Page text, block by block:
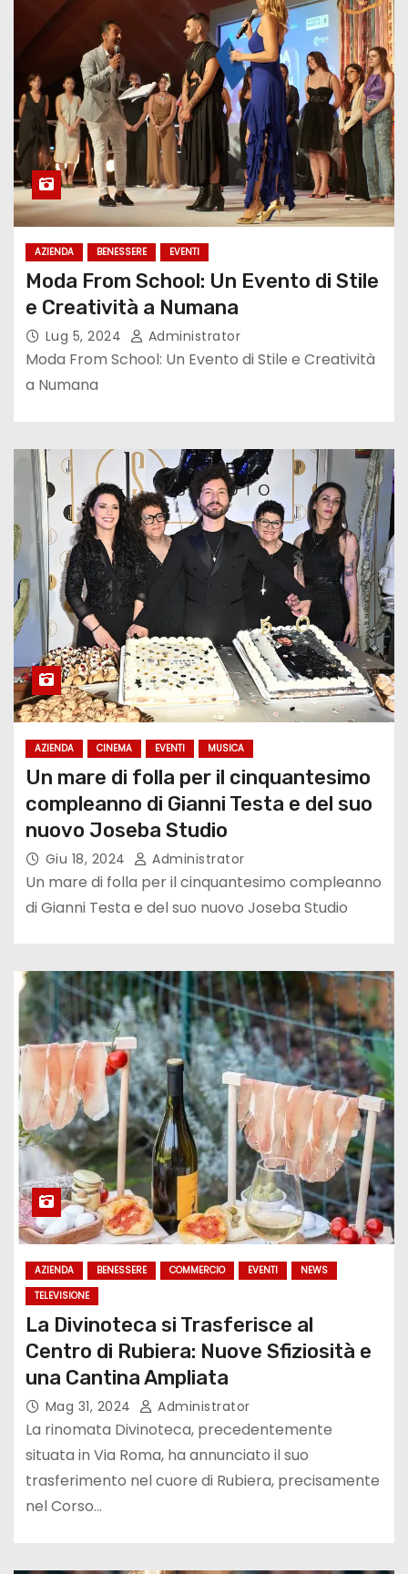
AZIENDA BENESSERE EVENTI
Moda From School: Un Evento di Stile
e Creatività a Numana
Lug 5, 2024 Administrator
Moda From School: Un Evento di Stile e Creatività
a Numana
AZIENDA CINEMA EVENTI MUSICA
Un mare di folla per il cinquantesimo
compleanno di Gianni Testa e del suo
nuovo Joseba Studio
Giu 18, 2024 Administrator
Un mare di folla per il cinquantesimo compleanno
di Gianni Testa e del suo nuovo Joseba Studio
AZIENDA BENESSERE COMMERCIO EVENTI
NEWS
TELEVISIONE
La Divinoteca si Trasferisce al
Centro di Rubiera: Nuove Sfiziosità e
una Cantina Ampliata
Mag 31, 2024 Administrator
La rinomata Divinoteca, precedentemente
situata in Via Roma, ha annunciato il suo
trasferimento nel cuore di Rubiera, precisamente
nel Corso…